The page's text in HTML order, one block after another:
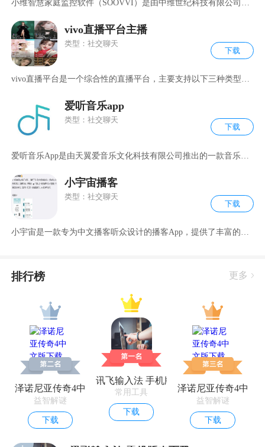
小维智慧家庭监控软件（SOOVVI）是由中维世纪科技有限公司小
vivo直播平台主播
类型：社交聊天
下载
vivo直播平台是一个综合性的直播平台，主要支持以下三种类型的
爱听音乐app
类型：社交聊天
下载
爱听音乐App是由天翼爱音乐文化科技有限公司推出的一款音乐听
小宇宙播客
类型：社交聊天
下载
小宇宙是一款专为中文播客听众设计的播客App，提供了丰富的发
排行榜 更多
泽诺尼亚传奇4中文版下载
益智解谜
下载
讯飞输入法 手机版本下载
常用工具
下载
泽诺尼亚传奇4中文
益智解谜
下载